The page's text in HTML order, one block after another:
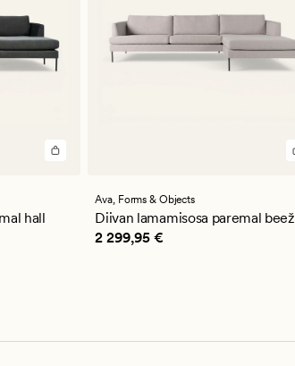
hall
Ava, Forms & Objects
Diivan lamamisosa paremal beež
Pris_ee 2 299,95 €
2 299,95 €